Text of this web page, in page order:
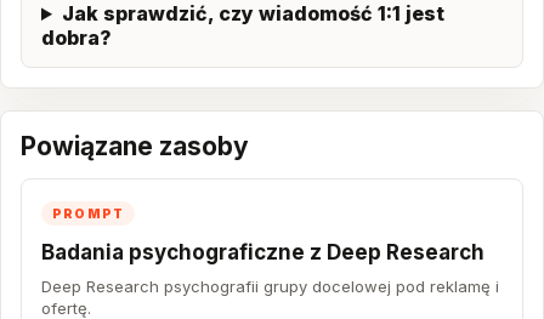
Jak sprawdzić, czy wiadomość 1:1 jest
dobra?
Powiązane zasoby
PROMPT
Badania psychograficzne z Deep Research
Deep Research psychografii grupy docelowej pod reklamę i
ofertę.